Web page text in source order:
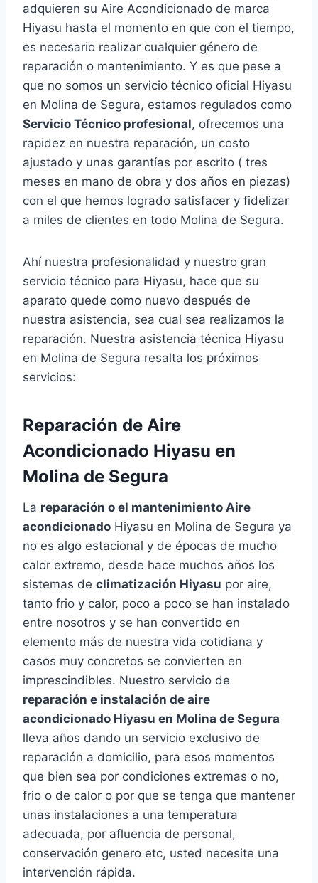
adquieren su Aire Acondicionado de marca
Hiyasu hasta el momento en que con el tiempo,
es necesario realizar cualquier género de
reparación o mantenimiento. Y es que pese a
que no somos un servicio técnico oficial Hiyasu
en Molina de Segura, estamos regulados como
Servicio Técnico profesional, ofrecemos una
rapidez en nuestra reparación, un costo
ajustado y unas garantías por escrito ( tres
meses en mano de obra y dos años en piezas)
con el que hemos logrado satisfacer y fidelizar
a miles de clientes en todo Molina de Segura.
Ahí nuestra profesionalidad y nuestro gran
servicio técnico para Hiyasu, hace que su
aparato quede como nuevo después de
nuestra asistencia, sea cual sea realizamos la
reparación. Nuestra asistencia técnica Hiyasu
en Molina de Segura resalta los próximos
servicios:
Reparación de Aire
Acondicionado Hiyasu en
Molina de Segura
La reparación o el mantenimiento Aire
acondicionado Hiyasu en Molina de Segura ya
no es algo estacional y de épocas de mucho
calor extremo, desde hace muchos años los
sistemas de climatización Hiyasu por aire,
tanto frio y calor, poco a poco se han instalado
entre nosotros y se han convertido en
elemento más de nuestra vida cotidiana y
casos muy concretos se convierten en
imprescindibles. Nuestro servicio de
reparación e instalación de aire
acondicionado Hiyasu en Molina de Segura
lleva años dando un servicio exclusivo de
reparación a domicilio, para esos momentos
que bien sea por condiciones extremas o no,
frio o de calor o por que se tenga que mantener
unas instalaciones a una temperatura
adecuada, por afluencia de personal,
conservación genero etc, usted necesite una
intervención rápida.